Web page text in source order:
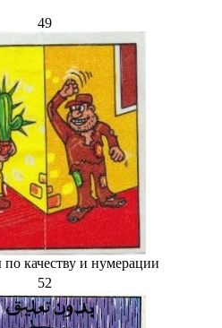
49
качеству и нумерации
52